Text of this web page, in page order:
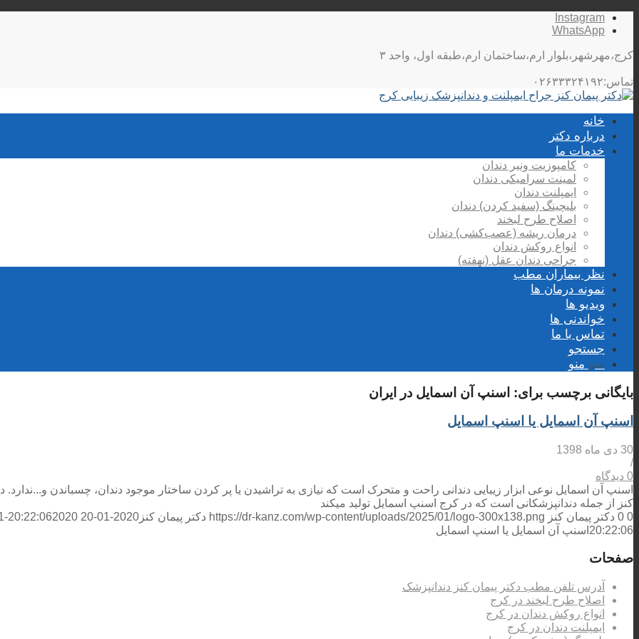
Instagram
WhatsApp
کرج،مهرشهر،بلوار ارم،ساختمان ارم،طبقه اول، واحد ۳
تماس:۰۲۶۳۳۳۲۴۱۹۲
خانه
درباره دکتر
خدمات ما
کامپوزیت ونیر دندان
لمینت سرامیکی دندان
ایمپلنت دندان
بلیچینگ (سفید کردن) دندان
اصلاح طرح لبخند
درمان ریشه (عصب‌کشی) دندان
انواع روکش دندان
جراحی دندان عقل (نهفته)
نظر بیماران مطب
نمونه درمان ها
ویدیو ها
خواندنی ها
تماس با ما
جستجو
منو منو
بایگانی برچسب برای: اسنپ آن اسمایل در ایران
اسنپ آن اسمایل یا اسنپ اسمایل
30 دی ماه 1398
/
0 دیدگاه
اسنپ آن اسمایل نوعی ابزار زیبایی دندانی راحت و متحرک است که نیازی به تراشیدن یا پر کردن ساختار موجود دندان، چسباندن و...ندارد.
کنز از جمله دندانپزشکانی است که در کرج اسنپ اسمایل تولید میکند
0
0 دکتر پیمان کنز https://dr-kanz.com/wp-content/uploads/2025/01/logo-300x138.png دکتر پیمان کنز 2020-01-20 20:22:06
20:22:06 اسنپ آن اسمایل یا اسنپ اسمایل
صفحات
آدرس تلفن مطب دکتر پیمان کنز دندانپزشک
اصلاح طرح لبخند در کرج
انواع روکش دندان در کرج
ایمپلنت دندان در کرج